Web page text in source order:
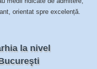
orientat spre excelență.
la nivel